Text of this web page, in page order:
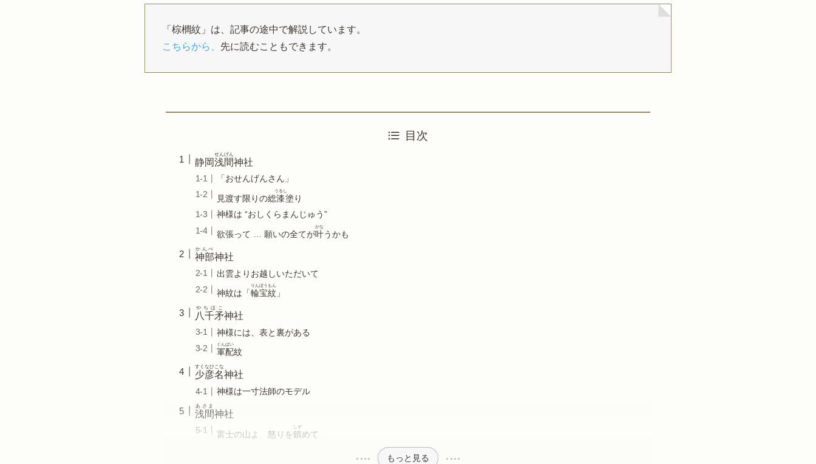
「棕櫚紋」は、記事の途中で解説しています。
こちらから、 先に読むこともできます。
目次
静岡浅間
せんげん
神社
「おせんげんさん」
見渡す限りの総漆
うるし
塗り
神様は “おしくらまんじゅう”
欲張って … 願いの全てが叶
かな
うかも
神部
かんべ
神社
出雲よりお越しいただいて
神紋は「輪宝紋
りんぼうもん
」
八千矛
やちほこ
神社
神様には、表と裏がある
軍配
ぐんばい
紋
少彦名
すくなひこな
神社
神様は一寸法師のモデル
浅間
あさま
神社
富士の山よ 怒りを鎮
しず
めて
もっと見る